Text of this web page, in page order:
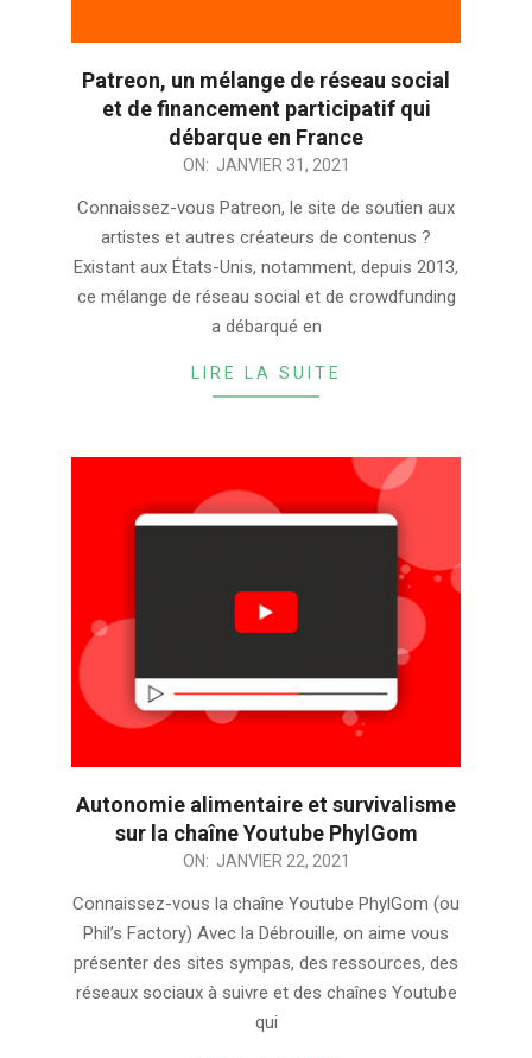
Patreon, un mélange de réseau social
et de financement participatif qui
débarque en France
ON: JANVIER 31, 2021
Connaissez-vous Patreon, le site de soutien aux
artistes et autres créateurs de contenus ?
Existant aux États-Unis, notamment, depuis 2013,
ce mélange de réseau social et de crowdfunding
a débarqué en
LIRE LA SUITE
Autonomie alimentaire et survivalisme
sur la chaîne Youtube PhylGom
ON: JANVIER 22, 2021
Connaissez-vous la chaîne Youtube PhylGom (ou
Phil’s Factory) Avec la Débrouille, on aime vous
présenter des sites sympas, des ressources, des
réseaux sociaux à suivre et des chaînes Youtube
qui